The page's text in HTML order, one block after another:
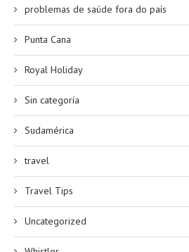
problemas de saúde fora do país
Punta Cana
Royal Holiday
Sin categoría
Sudamérica
travel
Travel Tips
Uncategorized